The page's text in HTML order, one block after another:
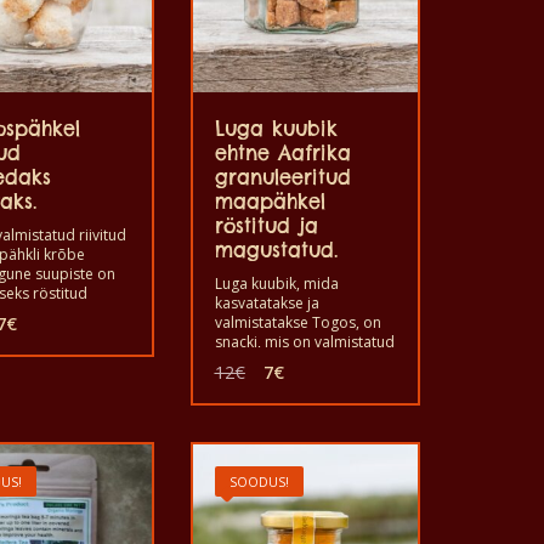
riivitud
krõbe
suupiste on
röstitud
kodus,
See on
€Praegune
on:
Luga kuubik
ehtne Aafrika
granuleeritud
maapähkel
röstitud ja
magustatud.
Luga kuubik, mida
kasvatatakse ja
valmistatakse Togos, on
snacki, mis on valmistatud
granuleeritud
maapähklist. Hea süüa
pidulikul hetkel kodus,
ööklubides, tugevate
jookide kõrvale, et
pehmendada alkoholi
mõju. See on kvaliteetse
12€ Algne
oli:
7€Praegune
on:
SOODUS!